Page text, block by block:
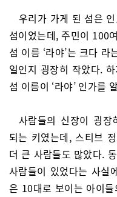
우리가 가게 된 섬은
섬이었는데, 주민이 100
섬 이름 ‘라야’는 크다
일인지 굉장히 작았다.
섬 이름이 ‘라야’ 인가를
사람들의 신장이 굉
되는 키였는데, 스티브
더 큰 사람들도 많았다.
사람들이 있었다는 사실
은 10대로 보이는 아이